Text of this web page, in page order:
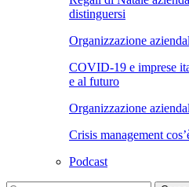
distinguersi
Organizzazione
COVID-19 e imprese
e al futuro
Organizzazione
Crisis management
Podcast